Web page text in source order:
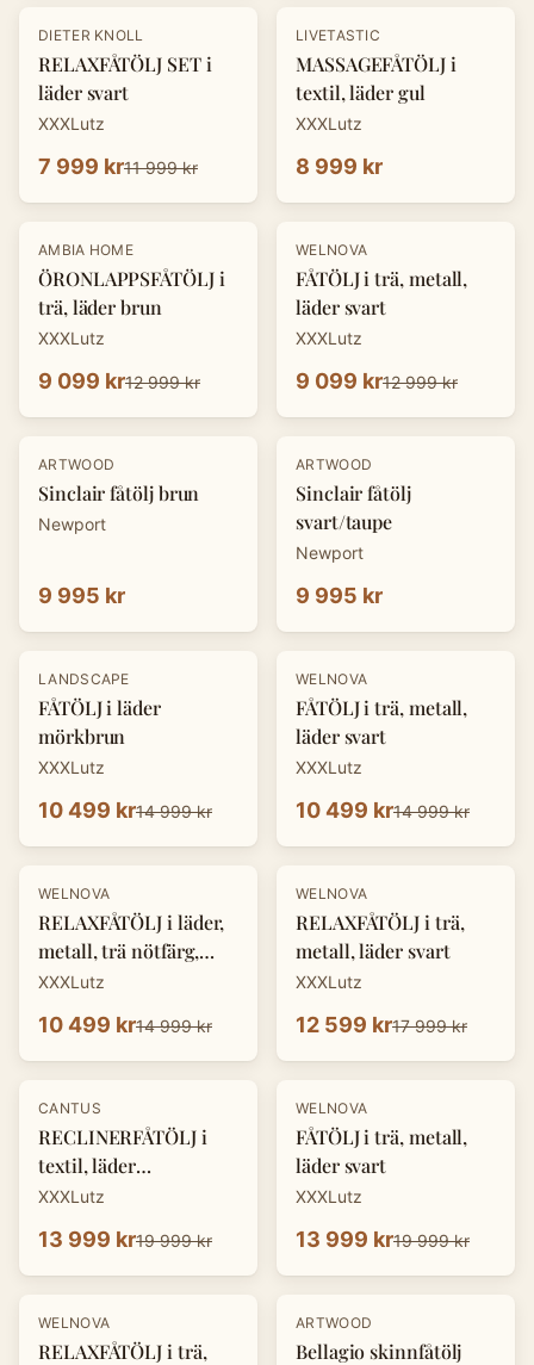
-33%
DIETER KNOLL
RELAXFÅTÖLJ SET i
läder svart
XXXLutz
7 999 kr11 999 kr
LIVETASTIC
MASSAGEFÅTÖLJ i
textil, läder gul
XXXLutz
8 999 kr
-30%
AMBIA HOME
ÖRONLAPPSFÅTÖLJ i
trä, läder brun
XXXLutz
9 099 kr12 999 kr
-30 %
WELNOVA
FÅTÖLJ i trä, metall,
läder svart
XXXLutz
9 099 kr12 999 kr
ARTWOOD
Sinclair fåtölj brun
Newport
9 995 kr
ARTWOOD
Sinclair fåtölj
svart/taupe
Newport
9 995 kr
- 30%
LANDSCAPE
FÅTÖLJ i läder
mörkbrun
XXXLutz
10 499 kr14 999 kr
-30 %
WELNOVA
FÅTÖLJ i trä, metall,
läder svart
XXXLutz
10 499 kr14 999 kr
-30 %
WELNOVA
RELAXFÅTÖLJ i läder,
metall, trä nötfärg,
svart
XXXLutz
10 499 kr14 999 kr
-30 %
WELNOVA
RELAXFÅTÖLJ i trä,
metall, läder svart
XXXLutz
12 599 kr17 999 kr
-30%
CANTUS
RECLINERFÅTÖLJ i
textil, läder
cognacfärgad
XXXLutz
13 999 kr19 999 kr
-30 %
WELNOVA
FÅTÖLJ i trä, metall,
läder svart
XXXLutz
13 999 kr19 999 kr
-30 %
WELNOVA
RELAXFÅTÖLJ i trä,
ARTWOOD
Bellagio skinnfåtölj